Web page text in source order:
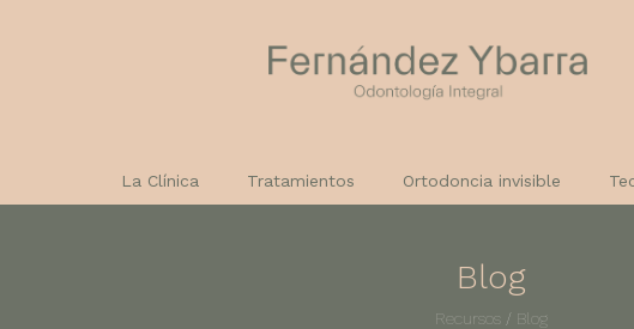
La Clínica Tratamientos Ortodoncia invisible
Blog
Recursos / Blog